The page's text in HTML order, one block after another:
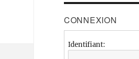
CONNEXION
Identifiant: